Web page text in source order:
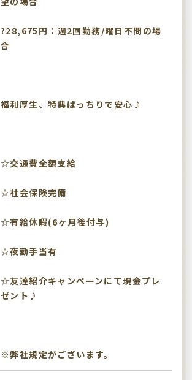
?28,675円：週2回勤務/曜日不問の場
合
福利厚生、特典ばっちりで安心♪
☆交通費全額支給
☆社会保険完備
☆有給休暇(6ヶ月後付与)
☆夜勤手当有
☆友達紹介キャンペーンにて現金プレ
ゼント♪
※弊社規定がございます。